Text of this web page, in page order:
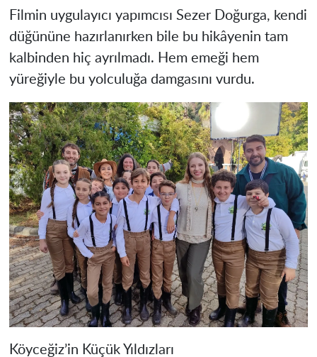
Filmin uygulayıcı yapımcısı Sezer Doğurga, kendi
düğününe hazırlanırken bile bu hikâyenin tam
kalbinden hiç ayrılmadı. Hem emeği hem
yüreğiyle bu yolculuğa damgasını vurdu.
Köyceğiz’in Küçük Yıldızları